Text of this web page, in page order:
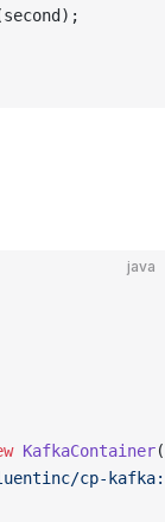
java
KafkaContainer(
cp-